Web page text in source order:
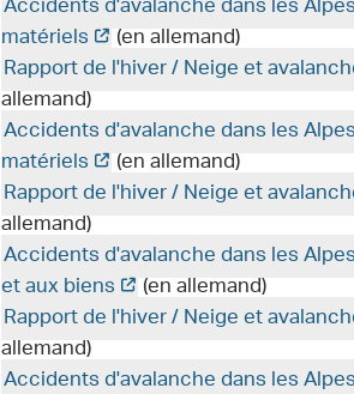
matériels (en allemand)
Rapport de l'hiver / Neige et
allemand)
Accidents d'avalanche dans les
matériels (en allemand)
Rapport de l'hiver / Neige et
allemand)
Accidents d'avalanche dans les
et aux biens (en allemand)
Rapport de l'hiver / Neige et
allemand)
Accidents d'avalanche dans les